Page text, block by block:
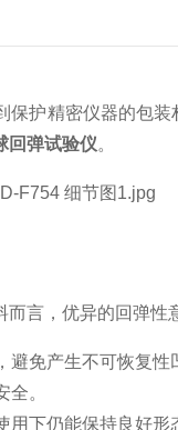
护精密仪器的包
回弹试验仪。
言，优异的回弹性
免产生不可恢复性
。
下仍能保持良好形